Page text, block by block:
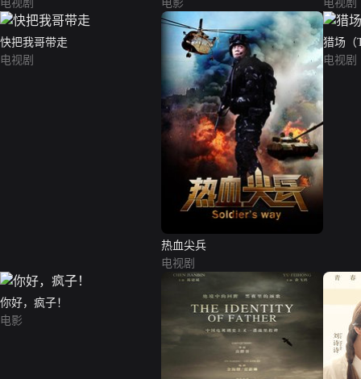
电视剧
电影
电视剧
快把我哥带走
电视剧
热血尖兵
电视剧
猎场（
电视剧
你好，疯子！
电影